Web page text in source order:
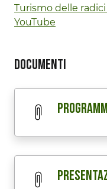
Turismo delle
YouTube
Documenti